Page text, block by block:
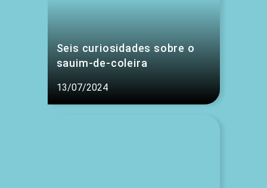
Seis curiosidades sobre o
sauim-de-coleira
13/07/2024